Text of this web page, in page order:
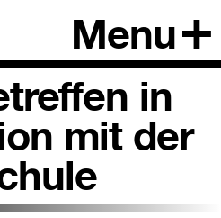
Menu
in
mit der